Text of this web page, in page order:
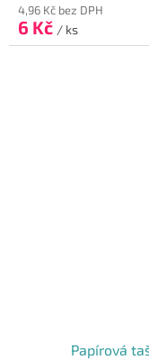
produktu
je
5,0
4,96 Kč bez DPH
6 Kč / ks
Papírová